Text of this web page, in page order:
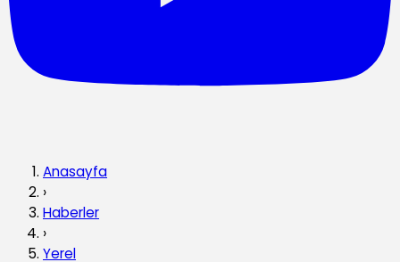
Anasayfa
›
Haberler
›
Yerel